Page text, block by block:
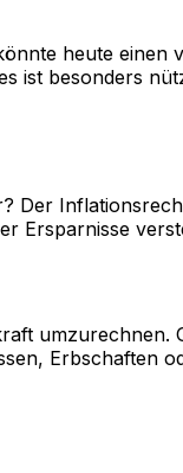
heute einen
ist besonders
Der
Ersparnisse
umzurechnen.
Erbschaften